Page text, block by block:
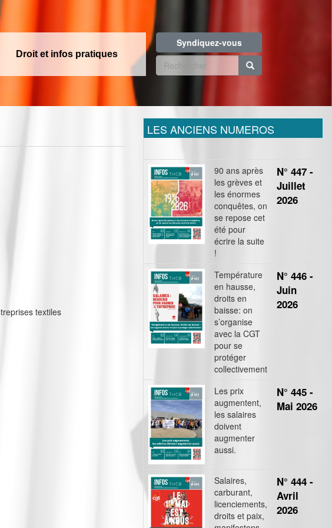
Droit et infos pratiques
Syndiquez-vous
Formulaire
recherche
textiles
LES ANCIENS NUMEROS
90 ans après
les grèves et
les énormes
conquêtes, on
se repose cet
été pour
écrire la suite
!
N° 447 -
Juillet
2026
Température
en hausse,
droits en
baisse: on
s’organise
avec la CGT
pour se
protéger
collectivement
N° 446 -
Juin
2026
Les prix
augmentent,
les salaires
doivent
augmenter
aussi.
N° 445 -
Mai 2026
Salaires,
carburant,
licenciements,
droits et paix,
N° 444 -
Avril
2026